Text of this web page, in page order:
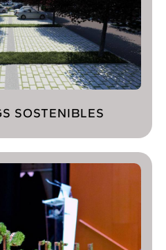
SOSTENIBLES